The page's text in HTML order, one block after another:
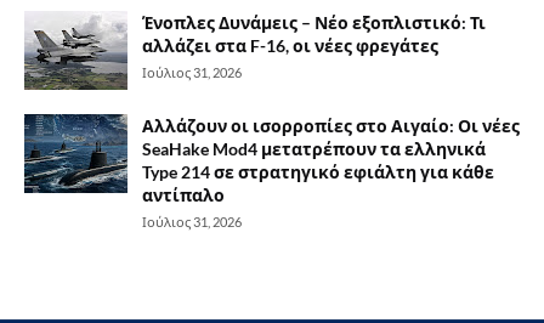
Ένοπλες Δυνάμεις – Νέο εξοπλιστικό: Τι
αλλάζει στα F-16, οι νέες φρεγάτες
Ιούλιος 31, 2026
Αλλάζουν οι ισορροπίες στο Αιγαίο: Οι νέες
SeaHake Mod4 μετατρέπουν τα ελληνικά
Type 214 σε στρατηγικό εφιάλτη για κάθε
αντίπαλο
Ιούλιος 31, 2026